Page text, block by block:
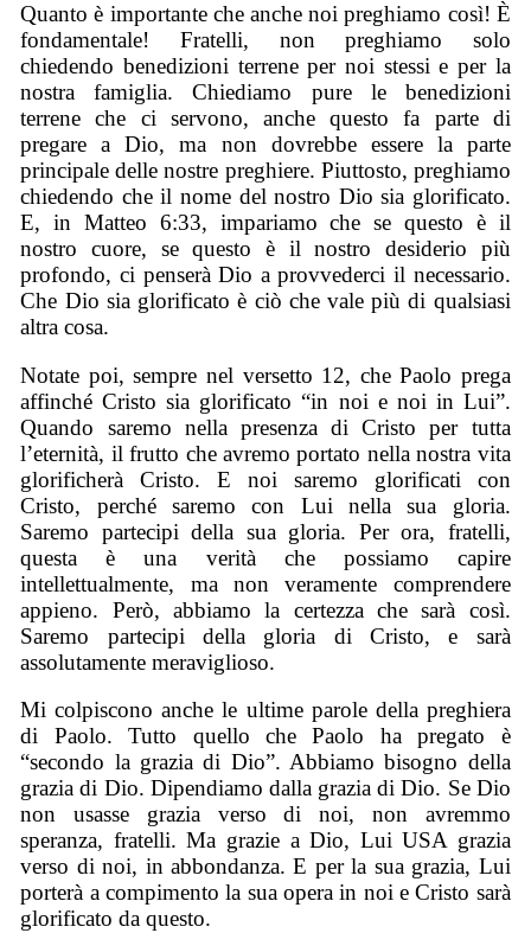
Quanto è importante che anche noi preghiamo così! È
fondamentale! Fratelli, non preghiamo solo
chiedendo benedizioni terrene per noi stessi e per la
nostra famiglia. Chiediamo pure le benedizioni
terrene che ci servono, anche questo fa parte di
pregare a Dio, ma non dovrebbe essere la parte
principale delle nostre preghiere. Piuttosto, preghiamo
chiedendo che il nome del nostro Dio sia glorificato.
E, in Matteo 6:33, impariamo che se questo è il
nostro cuore, se questo è il nostro desiderio più
profondo, ci penserà Dio a provvederci il necessario.
Che Dio sia glorificato è ciò che vale più di qualsiasi
altra cosa.
Notate poi, sempre nel versetto 12, che Paolo prega
affinché Cristo sia glorificato “in noi e noi in Lui”.
Quando saremo nella presenza di Cristo per tutta
l’eternità, il frutto che avremo portato nella nostra vita
glorificherà Cristo. E noi saremo glorificati con
Cristo, perché saremo con Lui nella sua gloria.
Saremo partecipi della sua gloria. Per ora, fratelli,
questa è una verità che possiamo capire
intellettualmente, ma non veramente comprendere
appieno. Però, abbiamo la certezza che sarà così.
Saremo partecipi della gloria di Cristo, e sarà
assolutamente meraviglioso.
Mi colpiscono anche le ultime parole della preghiera
di Paolo. Tutto quello che Paolo ha pregato è
“secondo la grazia di Dio”. Abbiamo bisogno della
grazia di Dio. Dipendiamo dalla grazia di Dio. Se Dio
non usasse grazia verso di noi, non avremmo
speranza, fratelli. Ma grazie a Dio, Lui USA grazia
verso di noi, in abbondanza. E per la sua grazia, Lui
porterà a compimento la sua opera in noi e Cristo sarà
glorificato da questo.